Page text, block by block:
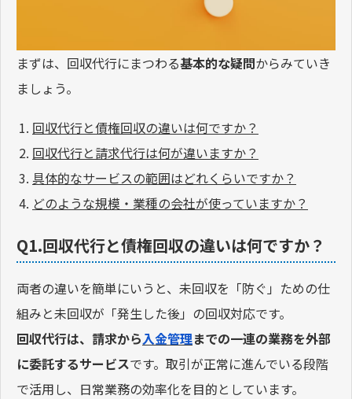
まずは、回収代行にまつわる基本的な疑問からみていき
ましょう。
回収代行と債権回収の違いは何ですか？
回収代行と請求代行は何が違いますか？
具体的なサービスの範囲はどれくらいですか？
どのような規模・業種の会社が使っていますか？
Q1.回収代行と債権回収の違いは何ですか？
両者の違いを簡単にいうと、未回収を「防ぐ」ための仕
組みと未回収が「発生した後」の回収対応です。
回収代行は、請求から入金管理までの一連の業務を外部
に委託するサービスです。取引が正常に進んでいる段階
で活用し、日常業務の効率化を目的としています。